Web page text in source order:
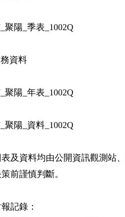
資料
及資料均由公開資訊觀測站
前謹慎判斷。
記錄：